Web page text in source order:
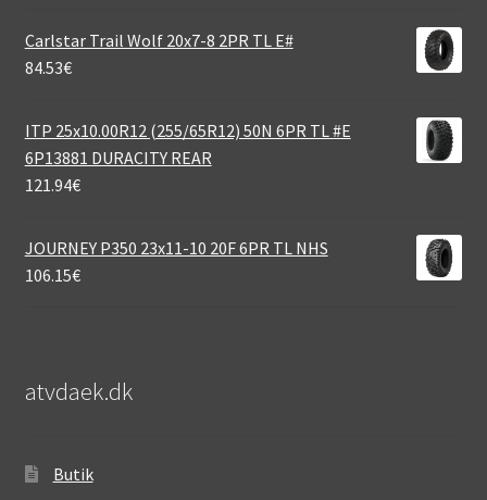
Carlstar Trail Wolf 20x7-8 2PR TL E#
84.53€
ITP 25x10.00R12 (255/65R12) 50N 6PR TL #E
6P13881 DURACITY REAR
121.94€
JOURNEY P350 23x11-10 20F 6PR TL NHS
106.15€
atvdaek.dk
Butik